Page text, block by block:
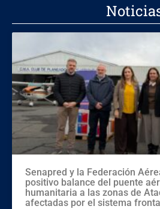
Senapred y la Federación
positivo balance del puente
humanitaria a las zonas de
afectadas por el sistema